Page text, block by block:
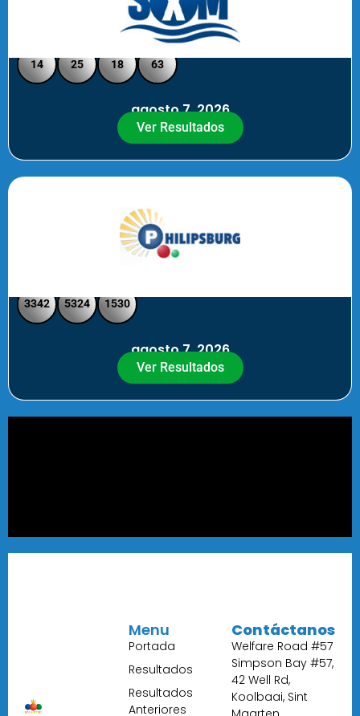
Loto Pool SXM Noche
14 25 18 63
agosto 7, 2026
Ver Resultados
3342 5324 1530
agosto 7, 2026
Ver Resultados
Menu
Portada
Resultados
Resultados
Anteriores
Contáctanos
Welfare Road #57
Simpson Bay #57,
42 Well Rd,
Koolbaai, Sint